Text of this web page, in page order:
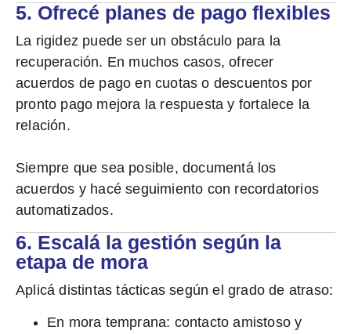
5. Ofrecé planes de pago flexibles
La rigidez puede ser un obstáculo para la
recuperación. En muchos casos, ofrecer
acuerdos de pago en cuotas o descuentos por
pronto pago mejora la respuesta y fortalece la
relación.
Siempre que sea posible, documentá los
acuerdos y hacé seguimiento con recordatorios
automatizados.
6. Escalá la gestión según la
etapa de mora
Aplicá distintas tácticas según el grado de atraso:
En mora temprana: contacto amistoso y